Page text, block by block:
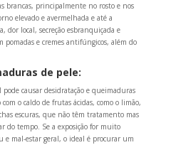
brancas, principalmente no rosto e nos
elevado e avermelhada e até a
dor local, secreção esbranquiçada e
e cremes antifúngicos, além do
de pele:
pode causar desidratação e queimaduras
o caldo de frutas ácidas, como o limão,
escuras, que não têm tratamento mas
do tempo. Se a exposição for muito
e mal-estar geral, o ideal é procurar um